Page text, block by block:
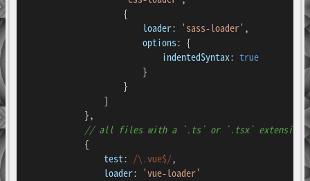
                    {
loader: 'sass-loader' ,
options: {
indentedSyntax: true
                        }
                    }
                ]
            },
// all files with a `.ts` or `.tsx` extension
            {
test: /\.vue$/,
loader: 'vue-loader'